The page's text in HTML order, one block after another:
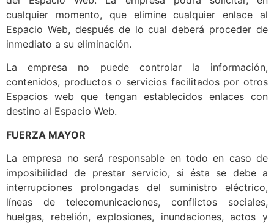
cualquier momento, que elimine cualquier enlace al
Espacio Web, después de lo cual deberá proceder de
inmediato a su eliminación.
La empresa no puede controlar la información,
contenidos, productos o servicios facilitados por otros
Espacios web que tengan establecidos enlaces con
destino al Espacio Web.
FUERZA MAYOR
La empresa no será responsable en todo en caso de
imposibilidad de prestar servicio, si ésta se debe a
interrupciones prolongadas del suministro eléctrico,
líneas de telecomunicaciones, conflictos sociales,
huelgas, rebelión, explosiones, inundaciones, actos y